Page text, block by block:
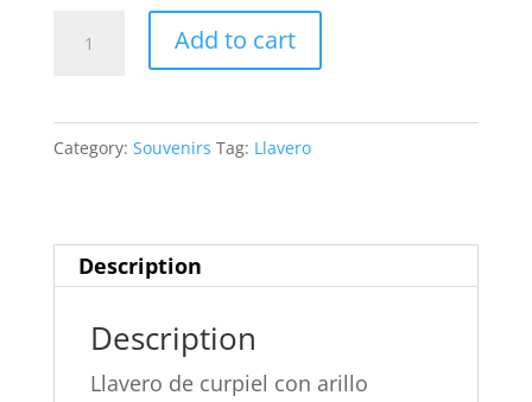
reforzado
Add to cart
Category: Souvenirs Tag: Llavero
Description
Description
Llavero de curpiel con arillo